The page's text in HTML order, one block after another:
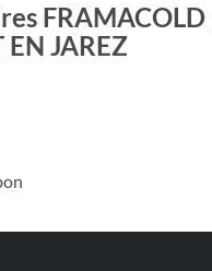
EN JAREZ